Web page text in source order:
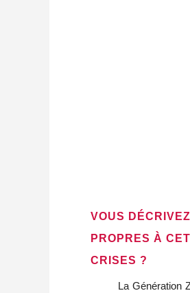
VOUS
PROPRES À
CRISES ?
La Génération